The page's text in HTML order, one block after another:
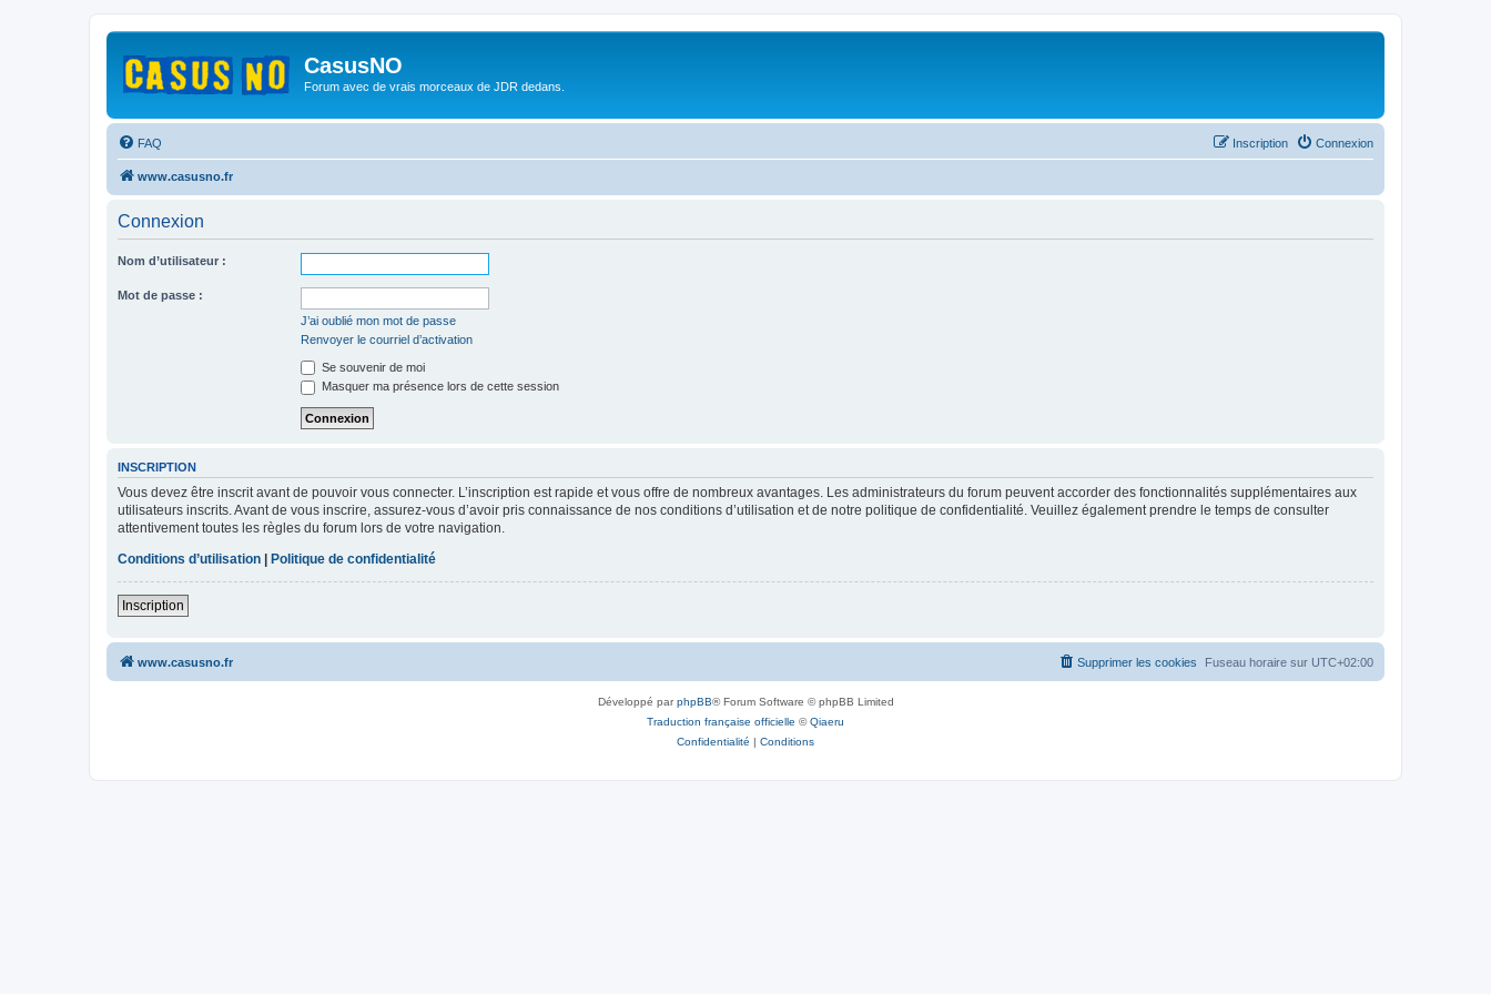
CasusNO
Forum avec de vrais morceaux de JDR dedans.
FAQ Connexion
Inscription
www.casusno.fr
Connexion
Nom d’utilisateur :
Mot de passe :
J’ai oublié mon mot de passe
Renvoyer le courriel d’activation
Se souvenir de moi
Masquer ma présence lors de cette session
INSCRIPTION
Vous devez être inscrit avant de pouvoir vous connecter. L’inscription est rapide et vous offre de nombreux avantages. Les administrateurs du forum peuvent accorder des fonctionnalités supplémentaires aux
utilisateurs inscrits. Avant de vous inscrire, assurez-vous d’avoir pris connaissance de nos conditions d’utilisation et de notre politique de confidentialité. Veuillez également prendre le temps de consulter
attentivement toutes les règles du forum lors de votre navigation.
Conditions d’utilisation
Politique de confidentialité
Inscription
www.casusno.fr Fuseau horaire sur UTC+02:00
Supprimer les cookies
Développé parphpBB® Forum Software © phpBB Limited
Traduction française officielle ©Qiaeru
Confidentialité | Conditions